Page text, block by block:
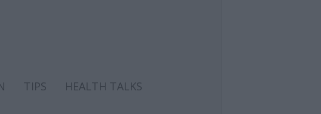
TIPS
HEALTH TALKS